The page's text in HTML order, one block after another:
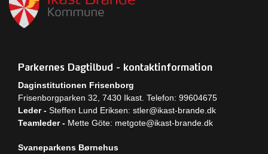
Parkernes Dagtilbud - kontaktinformation
Daginstitutionen Frisenborg
Frisenborgparken 32, 7430 Ikast. Telefon: 99604675
Leder - Steffen Lund Eriksen: stler@ikast-brande.dk
Teamleder - Mette Göte: metgote@ikast-brande.dk
Svaneparkens Børnehus